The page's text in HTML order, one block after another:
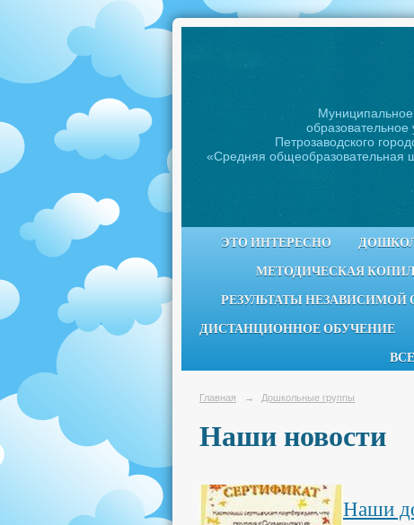
образовательное
Петрозаводского
«Средняя общеобразовательная
ЭТО ИНТЕРЕСНО
МЕТОДИЧЕСКАЯ
РЕЗУЛЬТАТЫ НЕЗАВИСИМОЙ
ДИСТАНЦИОННОЕ ОБУЧЕНИЕ
Главная → Дошкольные группы
Наши новости
Наши